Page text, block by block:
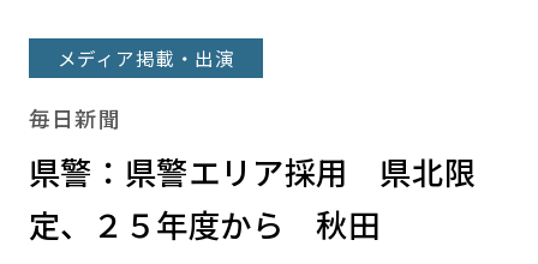
メディア掲載・出演
毎日新聞
県警：県警エリア採用 県北限
定、２５年度から 秋田